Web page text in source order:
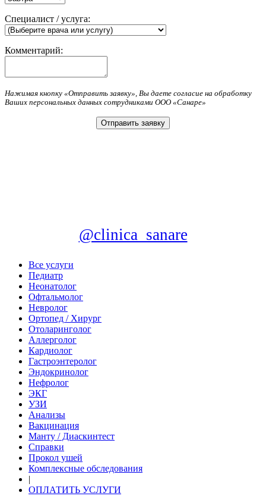
Специалист / услуга:
Комментарий:
Нажимая кнопку «Отправить заявку», Вы даете согласие на обработку
Ваших персональных данных сотрудниками ООО «Санаре»
@clinica_sanare
Все услуги
Педиатр
Неонатолог
Офтальмолог
Невролог
Ортопед / Хирург
Отоларинголог
Аллерголог
Кардиолог
Гастроэнтеролог
Эндокринолог
Нефролог
ЭКГ
УЗИ
Анализы
Вакцинация
Манту / Диаскинтест
Справки
Прокол ушей
Комплексные обследования
|
ОПЛАТИТЬ УСЛУГИ